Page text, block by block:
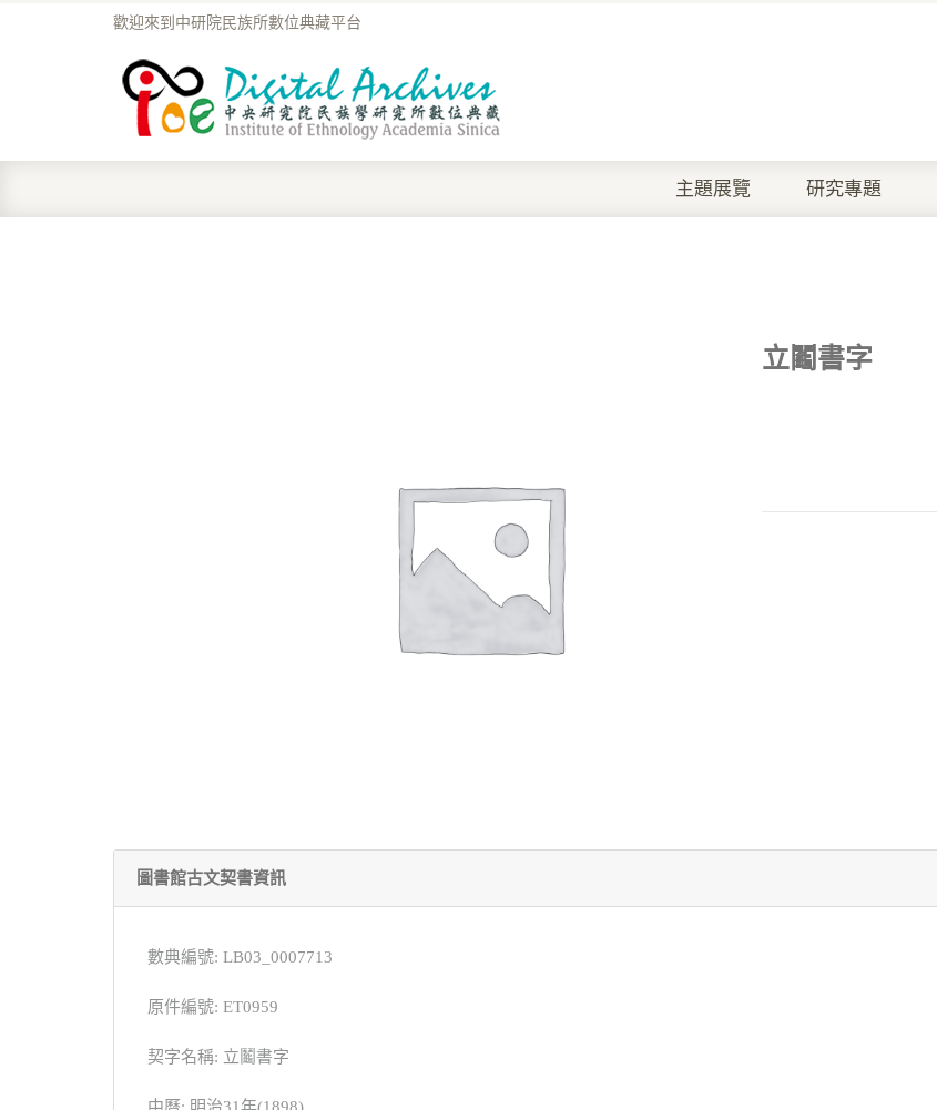
歡迎來到中研院民族所數位典藏平台
主題展覽 研究專題
立鬮書字
圖書館古文契書資訊
數典編號: LB03_0007713
原件編號: ET0959
契字名稱: 立鬮書字